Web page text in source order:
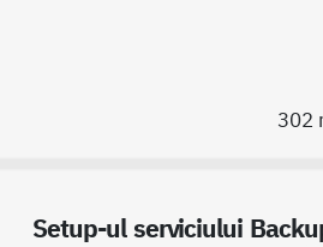
302
Setup-ul serviciului